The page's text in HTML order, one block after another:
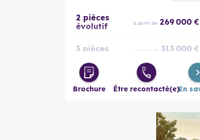
2 pièces
évolutif
à partir de 269 000 €
3 pièces à partir de 313 000 €
4 pièces à partir de 421 000 €
Brochure Être recontacté(e)En